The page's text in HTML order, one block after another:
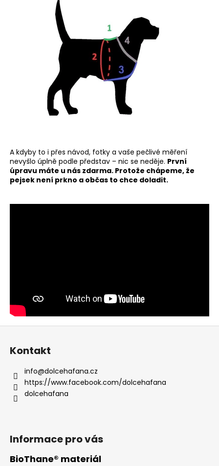
C
h
a
t
P
A kdyby to i přes návod, fotky a vaše pečlivé měření
nevyšlo úplně podle představ – nic se neděje. První
úpravu máte u nás zdarma. Protože chápeme, že
pejsek není prkno a občas to chce doladit.
Z
Kontakt
info@dolcehafana.cz
https://www.facebook.com/dolcehafana
dolcehafana
Informace pro vás
BioThane® materiál